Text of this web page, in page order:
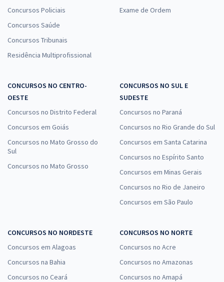
Concursos Policiais
Concursos Saúde
Concursos Tribunais
Residência Multiprofissional
Exame de Ordem
CONCURSOS NO CENTRO-
OESTE
Concursos no Distrito Federal
Concursos em Goiás
Concursos no Mato Grosso do
Sul
Concursos no Mato Grosso
CONCURSOS NO SUL E
SUDESTE
Concursos no Paraná
Concursos no Rio Grande do Sul
Concursos em Santa Catarina
Concursos no Espírito Santo
Concursos em Minas Gerais
Concursos no Rio de Janeiro
Concursos em São Paulo
CONCURSOS NO NORDESTE
Concursos em Alagoas
Concursos na Bahia
Concursos no Ceará
CONCURSOS NO NORTE
Concursos no Acre
Concursos no Amazonas
Concursos no Amapá